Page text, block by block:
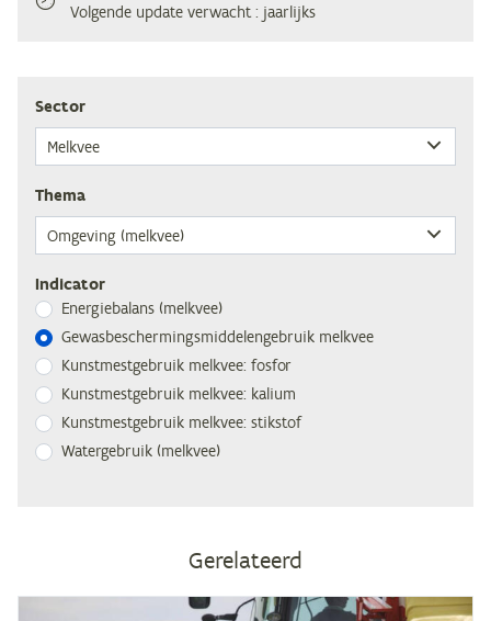
Volgende update verwacht: jaarlijks
Sec­tor
The­ma
Indicator
Ener­gie­ba­lans (melk­vee)
Ge­was­be­scher­mings­mid­de­len­ge­bruik melkvee
Kunst­mest­ge­bruik melk­vee: fosfor
Kunst­mest­ge­bruik melk­vee: kalium
Kunst­mest­ge­bruik melk­vee: stikstof
Wa­ter­ge­bruik (melk­vee)
Gerelateerd